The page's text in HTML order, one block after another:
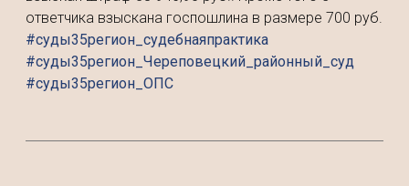
ответчика взыскана госпошлина в размере 700 руб.
#суды35регион_судебнаяпрактика
#суды35регион_Череповецкий_районный_суд
#суды35регион_ОПС